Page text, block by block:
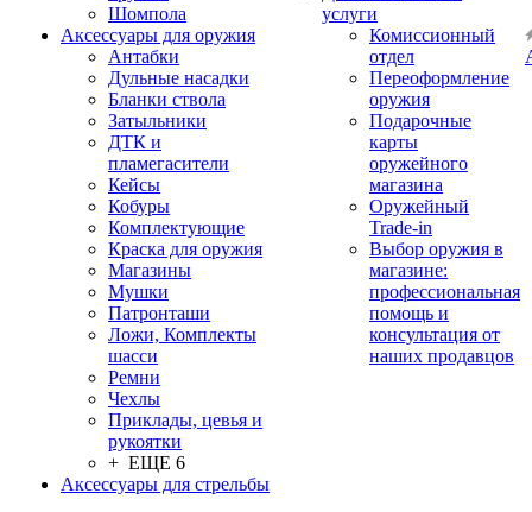
Шомпола
Аксессуары для оружия
Антабки
Дульные насадки
Бланки ствола
Затыльники
ДТК и
пламегасители
Кейсы
Кобуры
Комплектующие
Краска для оружия
Магазины
Мушки
Патронташи
Ложи, Комплекты
шасси
Ремни
Чехлы
Приклады, цевья и
рукоятки
+ ЕЩЕ 6
Аксессуары для стрельбы
услуги
Комиссионный
отдел
Переоформление
оружия
Подарочные
карты
оружейного
магазина
Оружейный
Trade-in
Выбор оружия в
магазине:
профессиональная
помощь и
консультация от
наших продавцов